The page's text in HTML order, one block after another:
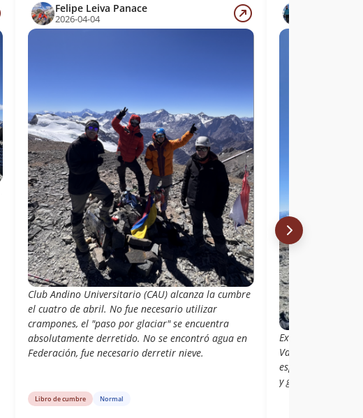
Felipe Leiva Panace
2026-04-04
Club Andino Universitario (CAU) alcanza la cumbre
el cuatro de abril. No fue necesario utilizar
crampones, el "paso por glaciar" se encuentra
absolutamente derretido. No se encontró agua en
Federación, fue necesario derretir nieve.
Libro de cumbre Normal
Excelentes
Valle Nevado con
espectacular con
y glaciar Juncal